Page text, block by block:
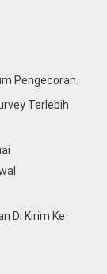
Pengecoran.
Terlebih
Di Kirim Ke